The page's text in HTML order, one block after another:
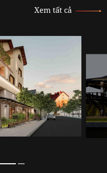
Xem tất cả